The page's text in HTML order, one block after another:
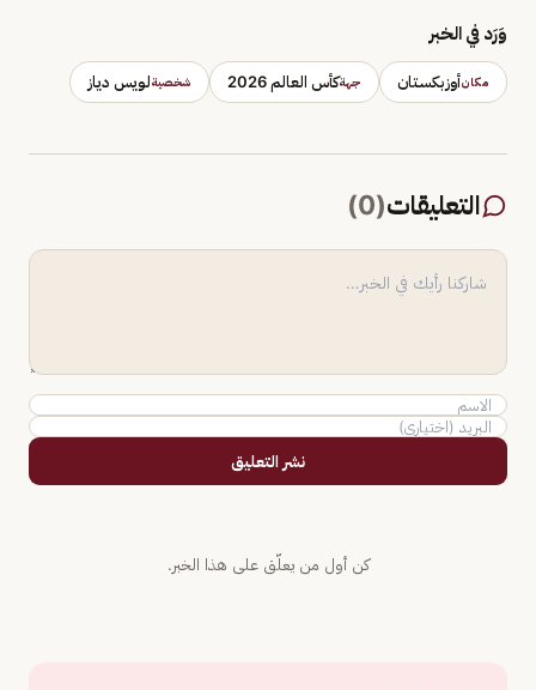
وَرَد في الخبر
مكانأوزبكستان جهةكأس العالم 2026 شخصيةلويس دياز
التعليقات(
0
)
نشر التعليق
كن أول من يعلّق على هذا الخبر.